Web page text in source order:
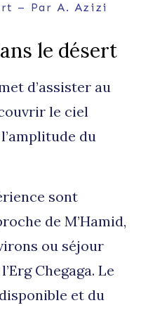
– Par A. Azizi
le désert
d’assister au
le ciel
du
sont
de M’Hamid,
ou séjour
Chegaga. Le
et du